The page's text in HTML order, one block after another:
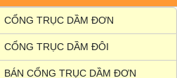
CỔNG TRỤC DẦM ĐƠN
CỔNG TRỤC DẦM ĐÔI
BÁN CỔNG TRỤC DẦM ĐƠN